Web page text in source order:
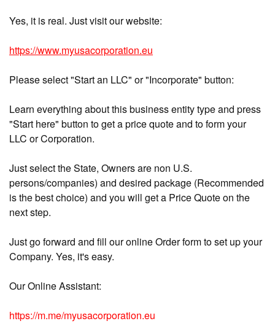
Yes, it is real. Just visit our website:
https://www.myusacorporation.eu
Please select "Start an LLC" or "Incorporate" button:
Learn everything about this business entity type and press
"Start here" button to get a price quote and to form your
LLC or Corporation.
Just select the State, Owners are non U.S.
persons/companies) and desired package (Recommended
is the best choice) and you will get a Price Quote on the
next step.
Just go forward and fill our online Order form to set up your
Company. Yes, it's easy.
Our Online Assistant:
https://m.me/myusacorporation.eu